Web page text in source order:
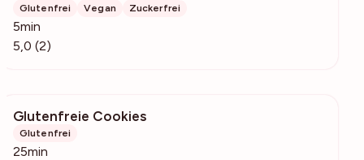
Glutenfrei Vegan Zuckerfrei
5min
5,0 (2)
Glutenfreie Cookies
Glutenfrei
25min